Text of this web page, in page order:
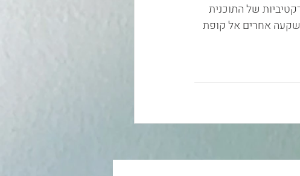
של התוכנית
אחרים אל קופת